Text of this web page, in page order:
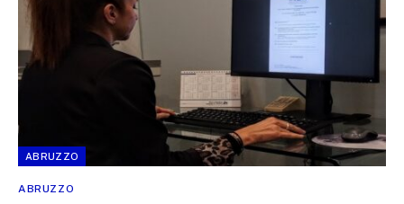
ABRUZZO
ABRUZZO